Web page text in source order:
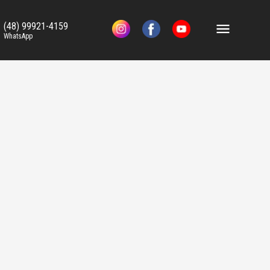
(48) 99921-4159
WhatsApp